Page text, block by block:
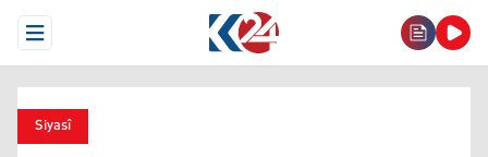
Open Menu
Siyasî